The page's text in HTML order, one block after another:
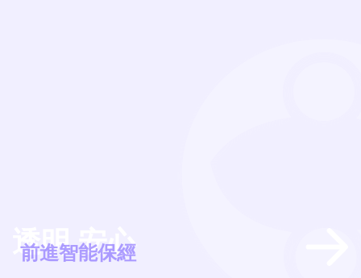
透明 安心
前進智能保經